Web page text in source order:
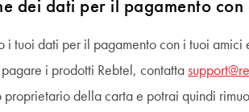
dei dati per il pagamento
i tuoi dati per il pagamento con i tuoi amici
i prodotti Rebtel, contatta
proprietario della carta e potrai quindi